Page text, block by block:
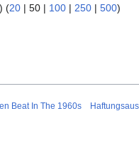
) (20 | 50 | 100 | 250 | 500)
Beat In The 1960s